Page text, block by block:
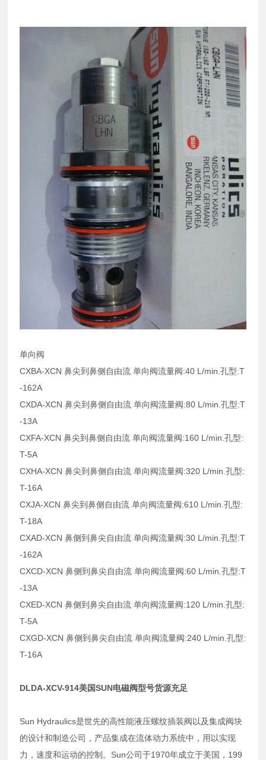
单向阀
CXBA-XCN 鼻尖到鼻侧自由流 单向阀流量阀:40 L/min.孔型:T
-162A
CXDA-XCN 鼻尖到鼻侧自由流 单向阀流量阀:80 L/min.孔型:T
-13A
CXFA-XCN 鼻尖到鼻侧自由流 单向阀流量阀:160 L/min.孔型:
T-5A
CXHA-XCN 鼻尖到鼻侧自由流 单向阀流量阀:320 L/min.孔型:
T-16A
CXJA-XCN 鼻尖到鼻侧自由流 单向阀流量阀:610 L/min.孔型:
T-18A
CXAD-XCN 鼻侧到鼻尖自由流 单向阀流量阀:30 L/min.孔型:T
-162A
CXCD-XCN 鼻侧到鼻尖自由流 单向阀流量阀:60 L/min.孔型:T
-13A
CXED-XCN 鼻侧到鼻尖自由流 单向阀流量阀:120 L/min.孔型:
T-5A
CXGD-XCN 鼻侧到鼻尖自由流 单向阀流量阀:240 L/min.孔型:
T-16A
DLDA-XCV-914美国SUN电磁阀型号货源充足
Sun Hydraulics是世先的高性能液压螺纹插装阀以及集成阀块
的设计和制造公司，产品集成在流体动力系统中，用以实现
力，速度和运动的控制。Sun公司于1970年成立于美国，199